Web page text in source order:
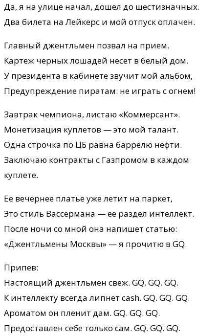
Да, я на улице начал, дошел до шестизначных.
Два билета на Лейкерс и мой отпуск оплачен.
Главный джентльмен позвал на прием.
Картеж черных лошадей несет в белый дом.
У президента в кабинете звучит мой альбом,
Предупреждение пиратам: не играть с огнем!
Завтрак чемпиона, листаю «Коммерсант».
Монетизация куплетов — это мой талант.
Одна строчка по ЦБ равна баррелю нефти.
Заключаю контракты с Газпромом в каждом
куплете.
Ее вечернее платье уже летит на паркет,
Это стиль Вассермана — ее раздел интеллект.
После ночи со мной она напишет статью:
«Джентльмены Москвы» — я прочитю в GQ.
Припев:
Настоящий джентльмен свеж. GQ. GQ. GQ.
К интеллекту всегда липнет cash. GQ. GQ. GQ.
Ароматом он пленит дам. GQ. GQ. GQ.
Предоставлен себе только сам. GQ. GQ. GQ.